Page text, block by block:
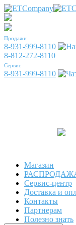
Продажи
8-931-999-8110
8-812-272-8110
Сервис
8-931-999-8110
Магазин
Сервис-центр
Доставка и
Контакты
Партнерам
Полезно знать